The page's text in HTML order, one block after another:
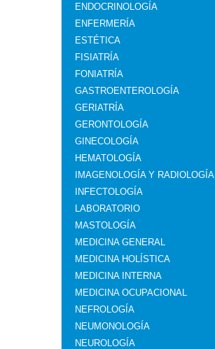
ENDOCRINOLOGÍA
ENFERMERÍA
ESTÉTICA
FISIATRÍA
FONIATRÍA
GASTROENTEROLOGÍA
GERIATRÍA
GERONTOLOGÍA
GINECOLOGÍA
HEMATOLOGÍA
IMAGENOLOGÍA Y RADIOLOGÍA
INFECTOLOGÍA
LABORATORIO
MASTOLOGÍA
MEDICINA GENERAL
MEDICINA HOLÍSTICA
MEDICINA INTERNA
MEDICINA OCUPACIONAL
NEFROLOGÍA
NEUMONOLOGÍA
NEUROLOGÍA